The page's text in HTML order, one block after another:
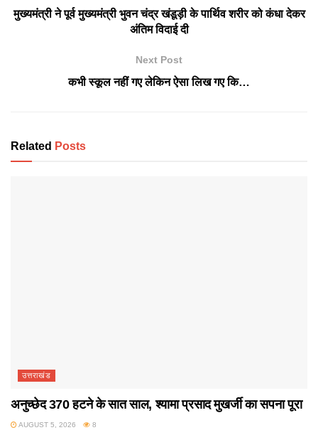
मुख्यमंत्री ने पूर्व मुख्यमंत्री भुवन चंद्र खंडूड़ी के पार्थिव शरीर को कंधा देकर
अंतिम विदाई दी
Next Post
कभी स्कूल नहीं गए लेकिन ऐसा लिख गए कि…
Related Posts
उत्तराखंड
अनुच्छेद 370 हटने के सात साल, श्यामा प्रसाद मुखर्जी का सपना पूरा
AUGUST 5, 2026 8